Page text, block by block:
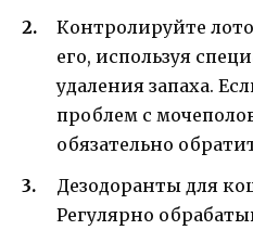
Контролируйте
его, используя
удаления запаха.
проблем с
обязательно
Дезодоранты для
Регулярно